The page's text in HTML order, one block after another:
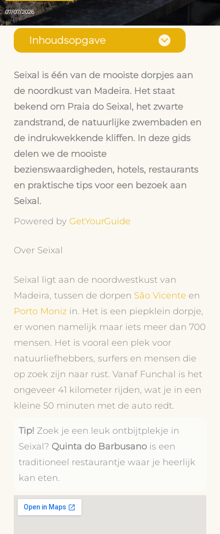
07/07/2026
Inhoudsopgave
Seixal is één van de mooiste dorpjes aan
de noordkust van Madeira. Het staat
bekend om Praia do Seixal, het zwarte
zandstrand, de natuurlijke zwembaden en
de indrukwekkende kliffen. In deze gids
delen we de mooiste
bezienswaardigheden, hotels, restaurants
en praktische tips voor een bezoek aan
Seixal.
Powered by GetYourGuide
Over Seixal
Seixal ligt aan de noordwestkust van
Madeira, tussen de dorpen São Vicente en
Porto Moniz in. Het is een piepklein dorpje,
er wonen namelijk maar iets meer dan 700
mensen. Het is vooral een plek voor
natuurliefhebbers, surfers en mensen die
op zoek zijn naar rust. Vanaf Funchal is het
ongeveer 41 kilometer rijden, wat je in een
kleine 50 minuten met de auto redt.
Tip! Zoek je een leuk ontbijtplekje in
Seixal? Quinta do Barbusano is een
traditioneel restaurantje waar je heerlijk
kan eten.